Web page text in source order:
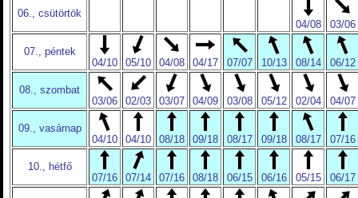
06., csütörtök
04/08
03/06
07., péntek
04/10
05/10 04/08 04/17 07/07 10/13 08/14 06/12
08., szombat
03/06
02/03 03/07 04/09 03/08 05/12 02/04 04/07
09., vasárnap
04/10
04/10 08/18 09/18 08/17 09/18 08/17 07/16
10., hétfő
07/16
07/14 07/16 08/18 06/15 06/16 05/15 06/17